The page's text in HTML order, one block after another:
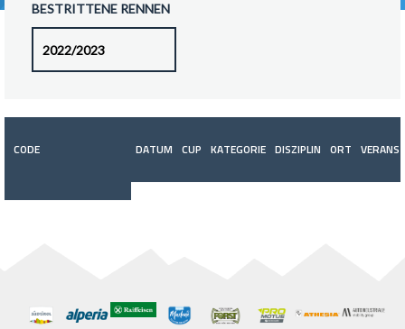
BESTRITTENE RENNEN
CODE DATUM CUP KATEGORIE DISZIPLIN ORT